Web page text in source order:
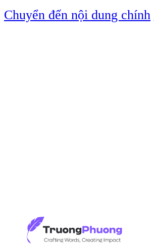
Chuyển đến nội dung chính